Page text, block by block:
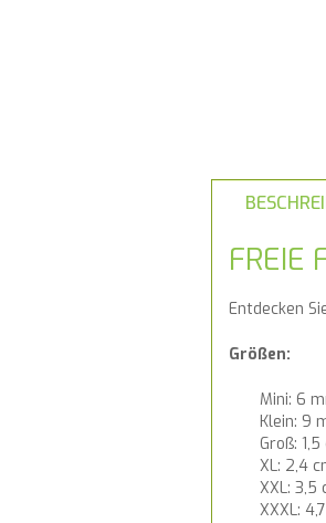
FREIE
Entdecken
Größen:
Mini: 6
Klein: 9
Groß: 1,5
XL: 2,4
XXL: 3,5
XXXL: